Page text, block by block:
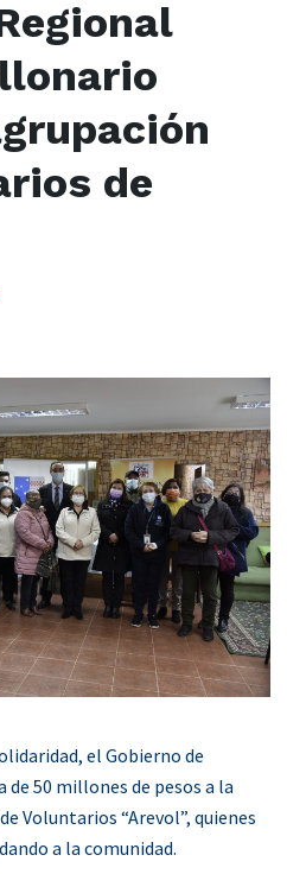
de
el Gobierno de
50 millones de pesos a la
Voluntarios “Arevol”, quienes
a la comunidad.